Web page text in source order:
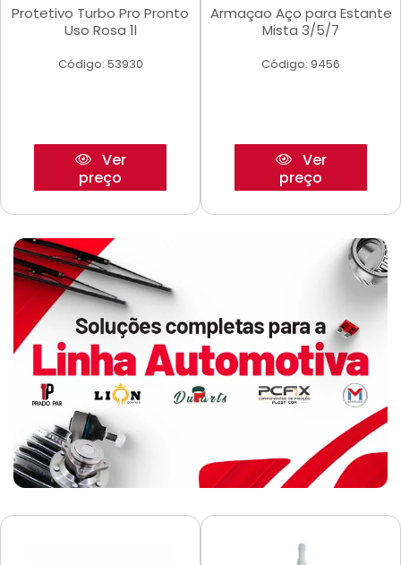
Protetivo Turbo Pro Pronto
Uso Rosa 1l
Código: 53930
Ver
preço
Armaçao Aço para Estante
Mista 3/5/7
Código: 9456
Ver
preço